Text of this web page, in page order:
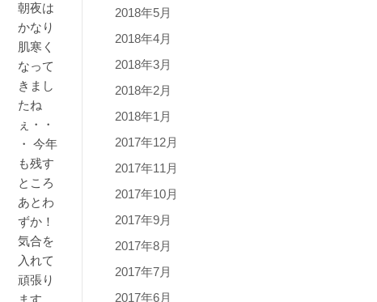
朝夜は
かなり
肌寒く
なって
きまし
たね
ぇ・・
・ 今年
も残す
ところ
あとわ
ずか！
気合を
入れて
頑張り
ます
2018年5月
2018年4月
2018年3月
2018年2月
2018年1月
2017年12月
2017年11月
2017年10月
2017年9月
2017年8月
2017年7月
2017年6月